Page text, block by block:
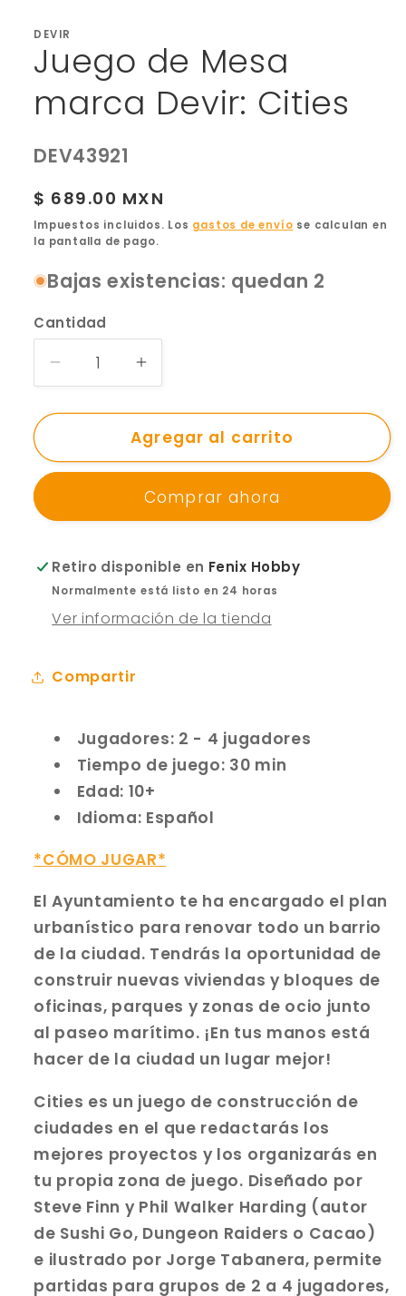
DEVIR
Juego de Mesa
marca Devir: Cities
SKU:
DEV43921
Precio
habitual
$ 689.00 MXN
Impuestos incluidos. Los gastos de envío se calculan en
la pantalla de pago.
Bajas existencias: quedan 2
Cantidad
Reducir
cantidad
para
de
Devir:
Aumentar
cantidad
para
Juego
de
marca
Devir:
Agregar al carrito
Comprar ahora
Retiro disponible en Fenix Hobby
Normalmente está listo en 24 horas
Ver información de la tienda
Compartir
Jugadores: 2 - 4 jugadores
Tiempo de juego: 30 min
Edad: 10+
Idioma: Español
*CÓMO JUGAR*
El Ayuntamiento te ha encargado el plan
urbanístico para renovar todo un barrio
de la ciudad. Tendrás la oportunidad de
construir nuevas viviendas y bloques de
oficinas, parques y zonas de ocio junto
al paseo marítimo. ¡En tus manos está
hacer de la ciudad un lugar mejor!
Cities es un juego de construcción de
ciudades en el que redactarás los
mejores proyectos y los organizarás en
tu propia zona de juego. Diseñado por
Steve Finn y Phil Walker Harding (autor
de Sushi Go, Dungeon Raiders o Cacao)
e ilustrado por Jorge Tabanera, permite
partidas para grupos de 2 a 4 jugadores,